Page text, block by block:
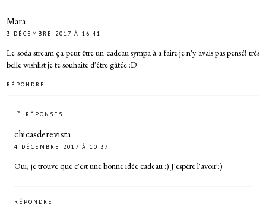
Mara
3 DÉCEMBRE 2017 À 16:41
Le soda stream ça peut être un cadeau sympa à a faire je n'y avais pas pensé! très
belle wishlist je te souhaite d'être gâtée :D
RÉPONDRE
RÉPONSES
chicasderevista
4 DÉCEMBRE 2017 À 10:37
Oui, je trouve que c'est une bonne idée cadeau :) J'espère l'avoir :)
RÉPONDRE